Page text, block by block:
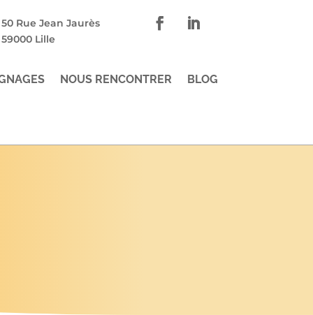
50 Rue Jean Jaurès
59000 Lille
NOUS RENCONTRER
BLOG